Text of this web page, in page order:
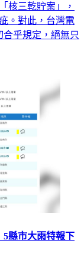
核三乾貯案」，
。對此，台灣電
乎規定，絕無只
縣市大雨特報下